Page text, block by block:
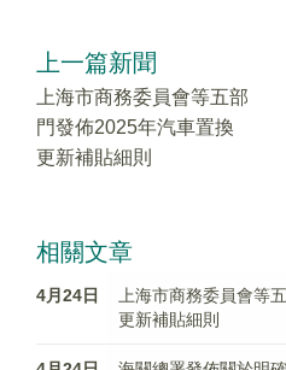
上一篇新聞
上海市商務委員會等五部
門發佈2025年汽車置換
更新補貼細則
相關文章
4月24日
上海市商務委員會等
更新補貼細則